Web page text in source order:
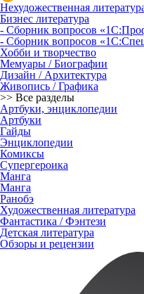
Нехудожественная
Бизнес литература
- Сборник вопросов
- Сборник вопросов
Хобби и творчество
Мемуары / Биографии
Дизайн / Архитектура
Живопись / Графика
>> Все разделы
Артбуки, энциклопедии
Артбуки
Гайды
Энциклопедии
Комиксы
Супергероика
Манга
Манга
Ранобэ
Художественная литература
Фантастика / Фэнтези
Детская литература
Обзоры и рецензии